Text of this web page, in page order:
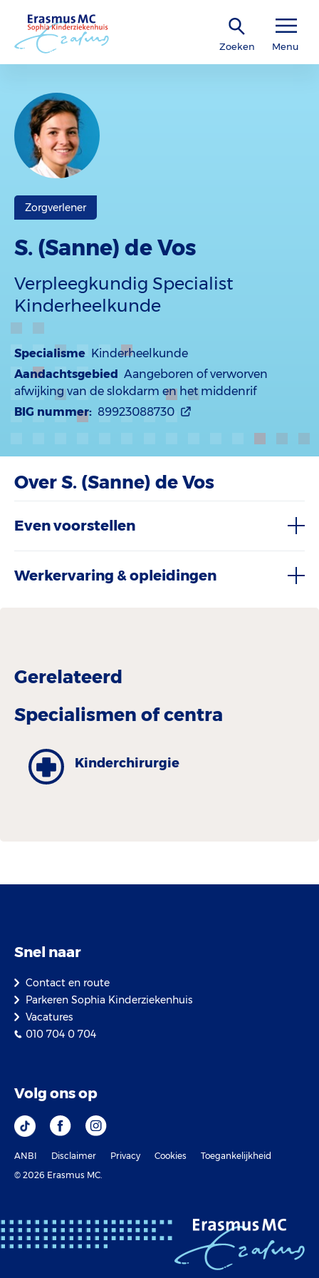
Zoeken Menu
Zorgverlener
S. (Sanne) de Vos
Verpleegkundig Specialist
Kinderheelkunde
Specialisme Kinderheelkunde
Aandachtsgebied Aangeboren of verworven
afwijking van de slokdarm en het middenrif
BIG nummer: 89923088730
Over S. (Sanne) de Vos
Even voorstellen
Werkervaring & opleidingen
Gerelateerd
Specialismen of centra
Kinder­chirurgie
Snel naar
Contact en route
Parkeren Sophia Kinderziekenhuis
Vacatures
010 704 0 704
Volg ons op
ANBI Disclaimer Privacy Cookies
Toegankelijkheid
© 2026 Erasmus MC.